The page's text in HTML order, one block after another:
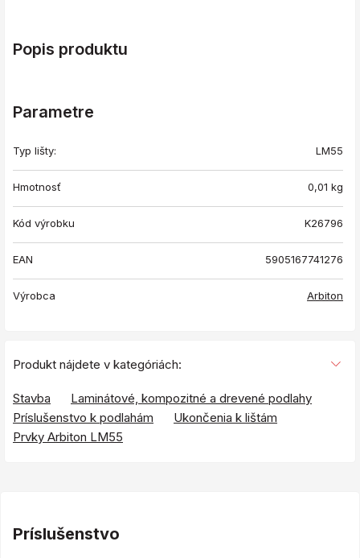
Popis produktu
Parametre
Typ lišty: LM55
Hmotnosť 0,01 kg
Kód výrobku K26796
EAN 5905167741276
Výrobca Arbiton
Produkt nájdete v kategóriách:
Stavba
Laminátové, kompozitné a drevené podlahy
Príslušenstvo k podlahám
Ukončenia k lištám
Prvky Arbiton LM55
Príslušenstvo